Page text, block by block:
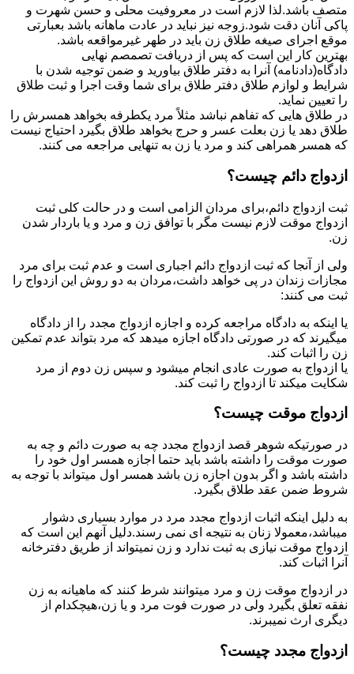
متصف باشد.لذا لازم است در معروفیت محلی و حسن شهرت و
پاکی آنان دقت شود.زوجه نیز نباید در عادت ماهانه باشد بعبارتی
موقع اجرای صیغه طلاق زن باید در طهر غیرمواقعه باشد.
بهترین کار این است که پس از دریافت تصمصم نهایی
دادگاه(دادنامه) آنرا به دفتر طلاق بیاورید و ضمن توجیه شدن با
شرایط و لوازم طلاق دفتر طلاق برای شما وقت اجرا و ثبت طلاق
را تعیین نماید.
در طلاق هایی که تفاهم نباشد مثلاً مرد یکطرفه بخواهد همسرش را
طلاق دهد یا زن بعلت عسر و حرج بخواهد طلاق بگیرد احتیاج نیست
که همسر همراهی کند و مرد یا زن به تنهایی مراجعه می کنند.
ازدواج دائم چیست؟
ثبت ازدواج دائم،برای مردان الزامی است و در حالت کلی ثبت
ازدواج موقت لازم نیست مگر با توافق زن و مرد و یا باردار شدن
زن.
ولی از آنجا که ثبت ازدواج دائم اجباری است و عدم ثبت برای مرد
مجازات زندان در پی خواهد داشت،مردان به دو روش این ازدواج را
ثبت می کنند:
یا اینکه به دادگاه مراجعه کرده و اجازه ازدواج مجدد را از دادگاه
میگیرند که در صورتی دادگاه اجازه میدهد که مرد بتواند عدم تمکین
زن را اثبات کند.
یا ازدواج به صورت عادی انجام میشود و سپس زن دوم از مرد
شکایت میکند تا ازدواج را ثبت کند.
ازدواج موقت چیست؟
در صورتیکه شوهر قصد ازدواج مجدد چه به صورت دائم و چه به
صورت موقت را داشته باشد باید حتما اجازه همسر اول خود را
داشته باشد و اگر بدون اجازه زن باشد همسر اول میتواند با توجه به
شروط ضمن عقد طلاق بگیرد.
به دلیل اینکه اثبات ازدواج مجدد مرد در موارد بسیاری دشوار
میباشد،معمولا زنان به نتیجه ای نمی رسند.دلیل آنهم این است که
ازدواج موقت نیازی به ثبت ندارد و زن نمیتواند از طریق دفترخانه
آنرا اثبات کند.
در ازدواج موقت زن و مرد میتوانند شرط کنند که ماهیانه به زن
نفقه تعلق بگیرد ولی در صورت فوت مرد و یا زن،هیچکدام از
دیگری ارث نمیبرند.
ازدواج مجدد چیست؟